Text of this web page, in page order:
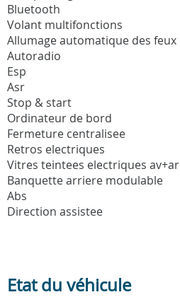
Bluetooth
Volant multifonctions
Allumage automatique des feux
Autoradio
Esp
Asr
Stop & start
Ordinateur de bord
Fermeture centralisee
Retros electriques
Vitres teintees electriques av+ar
Banquette arriere modulable
Abs
Direction assistee
Etat du véhicule